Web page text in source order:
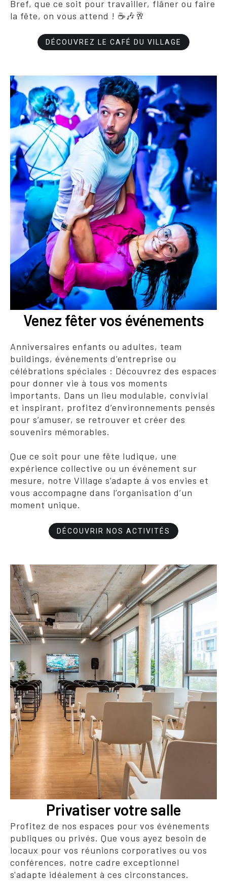
Bref, que ce soit pour travailler, flâner ou faire
la fête, on vous attend ! ☕🎶🥂
DÉCOUVREZ LE CAFÉ DU VILLAGE
Venez fêter vos événements
Anniversaires enfants ou adultes, team
buildings, événements d’entreprise ou
célébrations spéciales : Découvrez des espaces
pour donner vie à tous vos moments
importants. Dans un lieu modulable, convivial
et inspirant, profitez d’environnements pensés
pour s’amuser, se retrouver et créer des
souvenirs mémorables.
Que ce soit pour une fête ludique, une
expérience collective ou un événement sur
mesure, notre Village s’adapte à vos envies et
vous accompagne dans l’organisation d’un
moment unique.
DÉCOUVRIR NOS ACTIVITÉS
Privatiser votre salle
Profitez de nos espaces pour vos événements
publiques ou privés. Que vous ayez besoin de
locaux pour vos réunions corporatives ou vos
conférences, notre cadre exceptionnel
s'adapte idéalement à ces circonstances.